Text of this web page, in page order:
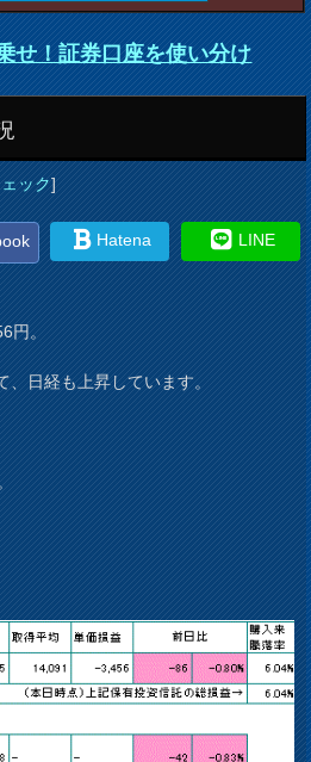
せ！証券口座を使い分け
ック]
Hatena LINE
円。
、日経も上昇しています。